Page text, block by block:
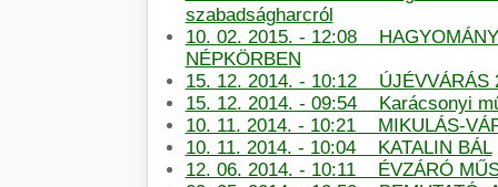
szabadságharcról
10. 02. 2015. - 12:08
NÉPKÖRBEN
15. 12. 2014. - 10:12 ÚJÉVVÁRÁS
15. 12. 2014. - 09:54 Karácsonyi
10. 11. 2014. - 10:21 MIKULÁS-
10. 11. 2014. - 10:04 KATALIN BÁL
12. 06. 2014. - 10:11 ÉVZÁRÓ